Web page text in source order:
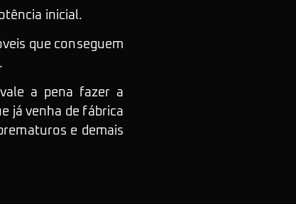
inicial.
que conseguem
a pena fazer a
já venha de fábrica
e demais